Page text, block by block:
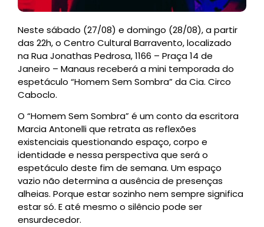
Neste sábado (27/08) e domingo (28/08), a partir
das 22h, o Centro Cultural Barravento, localizado
na Rua Jonathas Pedrosa, 1166 – Praça 14 de
Janeiro – Manaus receberá a mini temporada do
espetáculo “Homem Sem Sombra” da Cia. Circo
Caboclo.
O “Homem Sem Sombra” é um conto da escritora
Marcia Antonelli que retrata as reflexões
existenciais questionando espaço, corpo e
identidade e nessa perspectiva que será o
espetáculo deste fim de semana. Um espaço
vazio não determina a ausência de presenças
alheias. Porque estar sozinho nem sempre significa
estar só. E até mesmo o silêncio pode ser
ensurdecedor.